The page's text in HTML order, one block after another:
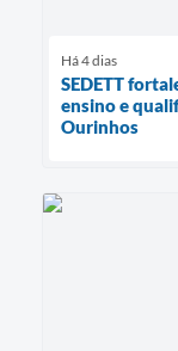
Há 4 dias
SEDETT
ensino e
Ourinhos